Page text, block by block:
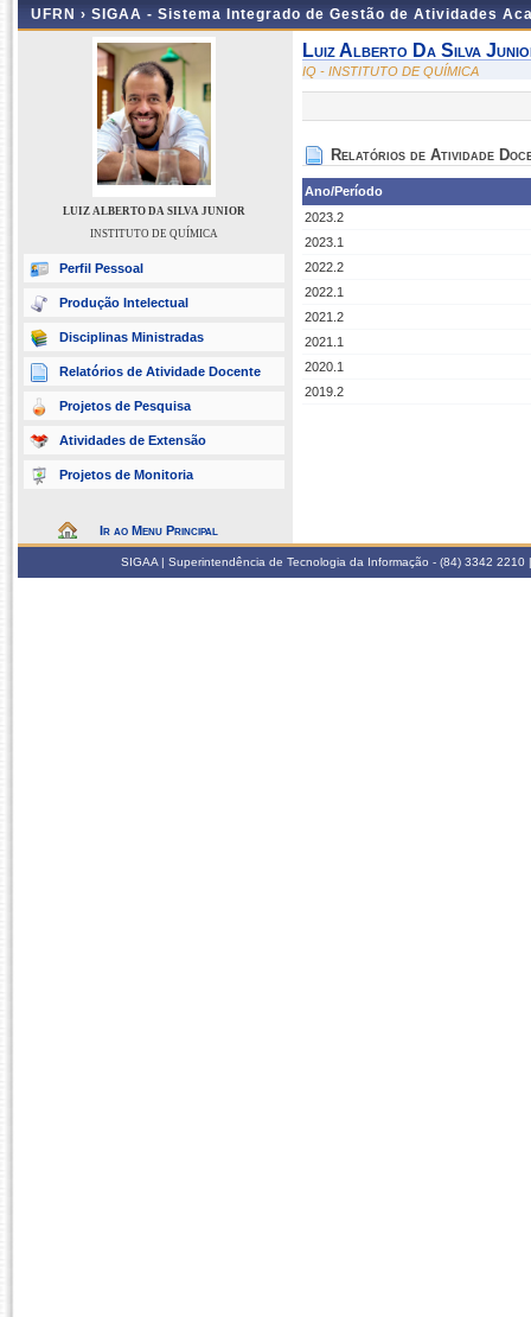
UFRN › SIGAA - Sistema Integrado de Gestão de Atividades
LUIZ ALBERTO DA SILVA JUNIOR
INSTITUTO DE QUÍMICA
Perfil Pessoal
Produção Intelectual
Disciplinas Ministradas
Relatórios de Atividade Docente
Projetos de Pesquisa
Atividades de Extensão
Projetos de Monitoria
Ir ao Menu Principal
Luiz Alberto Da Silva
IQ - INSTITUTO DE QUÍMICA
Relatórios de Atividade
Ano/Período
2023.2
2023.1
2022.2
2022.1
2021.2
2021.1
2020.1
2019.2
SIGAA | Superintendência de Tecnologia da Informação - (84) 3342